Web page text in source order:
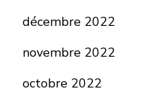
décembre 2022
novembre 2022
octobre 2022